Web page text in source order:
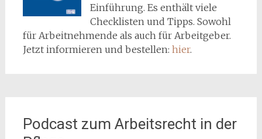
Einführung. Es enthält viele
Checklisten und Tipps. Sowohl
für Arbeitnehmende als auch für Arbeitgeber.
Jetzt informieren und bestellen: hier.
Podcast zum Arbeitsrecht in der